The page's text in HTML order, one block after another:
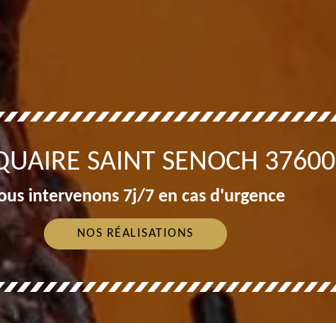
SAINT SENOCH 37600
intervenons 7j/7 en cas d'urgence
NOS RÉALISATIONS